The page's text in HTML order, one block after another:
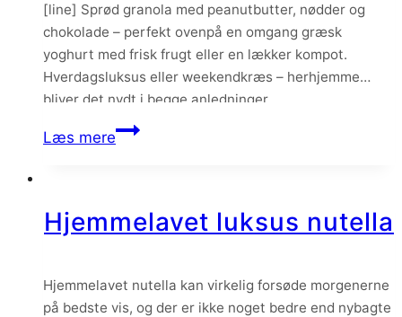
[line] Sprød granola med peanutbutter, nødder og
chokolade – perfekt ovenpå en omgang græsk
yoghurt med frisk frugt eller en lækker kompot.
Hverdagsluksus eller weekendkræs – herhjemme
bliver det nydt i begge anledninger.
Læs mereGranola
og
Hjemmelavet luksus nutella
Hjemmelavet nutella kan virkelig forsøde morgenerne
på bedste vis, og der er ikke noget bedre end nybagte